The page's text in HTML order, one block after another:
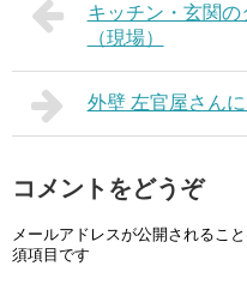
キッチン・玄関
（現場）
外壁 左官屋さん
コメントをどうぞ
メールアドレスが公開されること
須項目です